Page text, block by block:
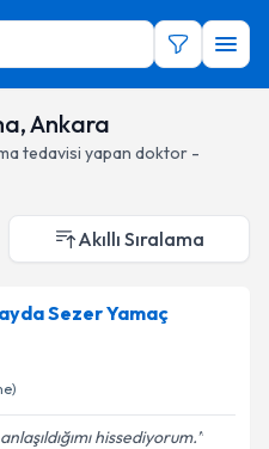
Ankara
tedavisi yapan doktor -
Akıllı Sıralama
Sezer Yamaç
hissediyorum.